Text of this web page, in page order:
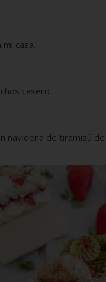
casa.
casero.
navideña de tiramisú de